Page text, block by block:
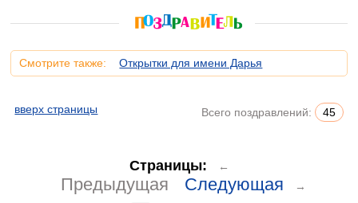
Смотрите также: Открытки для имени Дарья
вверх страницы Всего поздравлений: 45
Страницы: ←
Предыдущая Следующая →